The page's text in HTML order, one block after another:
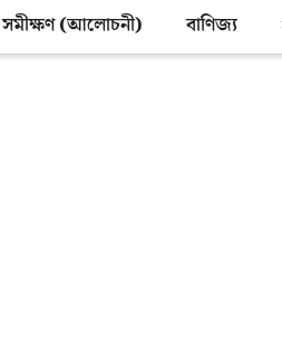
সমীক্ষণ (আলোচনী) বাণিজ্য